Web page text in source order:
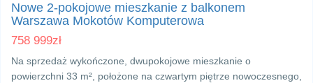
Nowe 2-pokojowe mieszkanie z balkonem
Warszawa Mokotów Komputerowa
758 999zł
Na sprzedaż wykończone, dwupokojowe mieszkanie o
powierzchni 33 m², położone na czwartym piętrze nowoczesnego,